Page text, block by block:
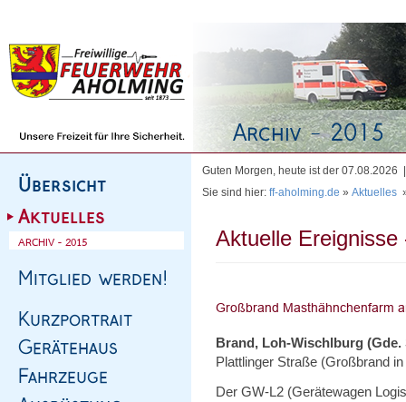
Guten Morgen, heute ist der
Sie sind hier: ff-aholming.de » Aktuelles
Aktuelle Ereignisse
Brand, Loh-Wischlburg
Plattlinger Straße (Großbrand
Der GW-L2 (Gerätewagen